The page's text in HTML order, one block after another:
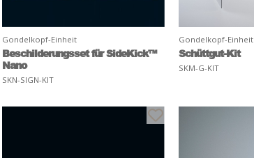
Gondelkopf-Einheit
Beschilderungsset für SideKick™
Nano
SKN-SIGN-KIT
Gondelkopf-Einheit
Schüttgut-Kit
SKM-G-KIT